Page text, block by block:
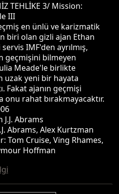
TEHLİKE 3/ Mission:
III
en ünlü ve karizmatik
biri olan gizli ajan Ethan
IMF'den ayrılmış,
geçmişini bilmeyen
Meade'le birlikte
uzak yeni bir hayata
Fakat ajanın geçmişi
onu rahat bırakmayacaktır.
Abrams
Abrams, Alex Kurtzman
Tom Cruise, Ving Rhames,
Hoffman